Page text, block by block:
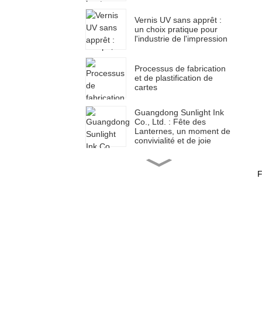
Vernis UV sans apprêt :
un choix pratique pour
l'industrie de l'impression
Processus de fabrication
et de plastification de
cartes
Guangdong Sunlight Ink
Co., Ltd. : Fête des
Lanternes, un moment de
convivialité et de joie
Guangdong Sunlight Ink